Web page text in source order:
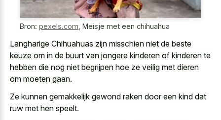
Bron: pexels.com Meisje met een chihuahua
Langharige Chihuahuas zijn misschien niet de beste
keuze om in de buurt van jongere kinderen of kinderen te
hebben die nog niet begrijpen hoe ze veilig met dieren
om moeten gaan.
Ze kunnen gemakkelijk gewond raken door een kind dat
ruw met hen speelt.